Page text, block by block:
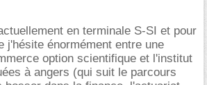
en terminale S-SI et pour
j'hésite énormément entre une
option scientifique et l'institut
à angers (qui suit le parcours